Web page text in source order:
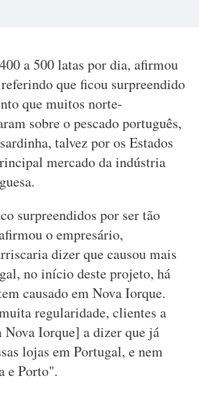
a 500 latas por dia, afirmou
que ficou surpreendido
que muitos norte-
sobre o pescado português,
talvez por os Estados
mercado da indústria
surpreendidos por ser tão
o empresário,
dizer que causou mais
no início deste projeto, há
causado em Nova Iorque.
regularidade, clientes a
Iorque] a dizer que já
lojas em Portugal, e nem
e Porto".